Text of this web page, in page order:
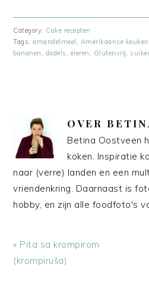
Category: Cake recepten
Tags:amandelmeel , Amerikaanse keuken
bananen , dadels , eieren , Glutenvrij,
OVER
Betina Oostveen
koken. Inspiratie
naar (verre) landen en een
vriendenkring. Daarnaast is
hobby, en zijn alle foodfoto's
Vorig
bericht:
« Pita sa krompirom
(krompiruša)